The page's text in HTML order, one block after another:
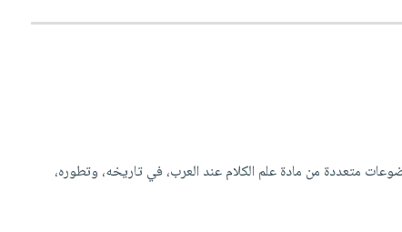
متعددة من مادة علم الكلام عند العرب، في تاريخه، وتطوره،